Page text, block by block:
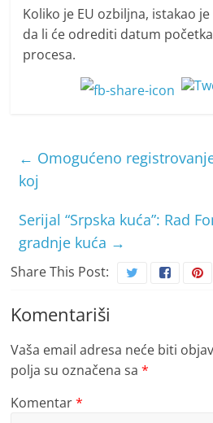
Koliko je EU ozbiljna, istakao
da li će odrediti datum
procesa.
← Omogućeno
koj
Serijal “Srpska kuća”: Rad
gradnje kuća →
Share This Post:
Komentariši
Vaša email adresa neće biti
polja su označena sa*
Komentar*